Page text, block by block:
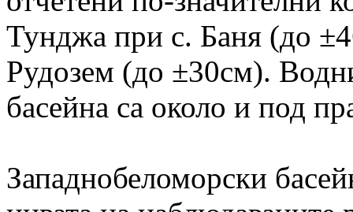
Тунджа при с. Баня (до
Рудозем (до ±30см).
басейна са около и под
Западнобеломорски